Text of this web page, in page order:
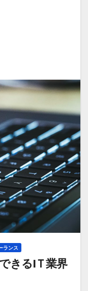
ランス
きるIＴ業界